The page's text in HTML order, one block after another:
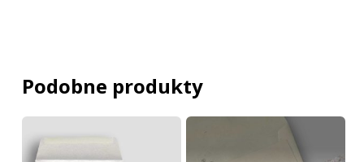
Podobne produkty